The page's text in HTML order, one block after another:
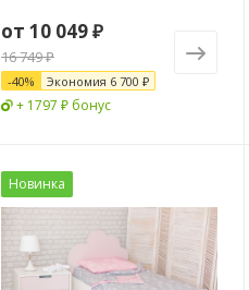
от 10 049 ₽
16 749 ₽
-40% Экономия 6 700 ₽
+ 1797 ₽ бонус
Новинка